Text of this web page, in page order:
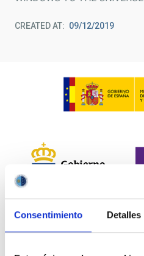
Consentimiento Detalles
CREATED AT 09/12/2019